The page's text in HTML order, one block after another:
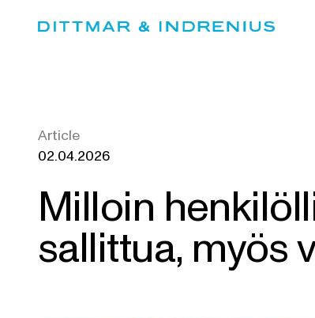
Article
02.04.2026
Milloin
sallittua, myös